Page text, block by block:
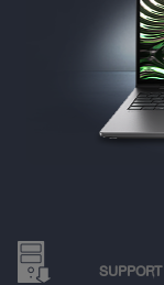
SUPPORT